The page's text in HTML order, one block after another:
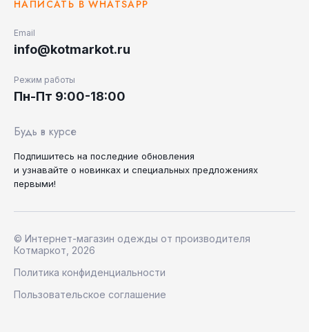
НАПИСАТЬ В WHATSAPP
Email
info@kotmarkot.ru
Режим работы
Пн-Пт 9:00-18:00
Будь в курсе
Подпишитесь на последние обновления
и узнавайте о новинках и специальных предложениях
первыми!
© Интернет-магазин одежды от производителя
Котмаркот, 2026
Политика конфиденциальности
Пользовательское соглашение